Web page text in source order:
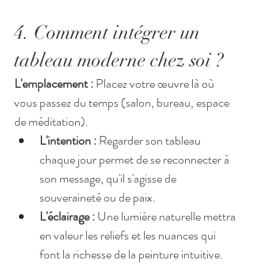
4. Comment intégrer un
tableau moderne chez soi ?
L'emplacement : Placez votre œuvre là où
vous passez du temps (salon, bureau, espace
de méditation).
L'intention : Regarder son tableau
chaque jour permet de se reconnecter à
son message, qu'il s'agisse de
souveraineté ou de paix.
L'éclairage : Une lumière naturelle mettra
en valeur les reliefs et les nuances qui
font la richesse de la peinture intuitive.